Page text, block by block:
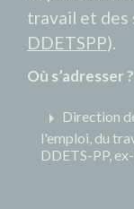
travail et des
DDETSPP).
Où s’adresser ?
arrow_right Direction
l'emploi, du
DDETS-PP,